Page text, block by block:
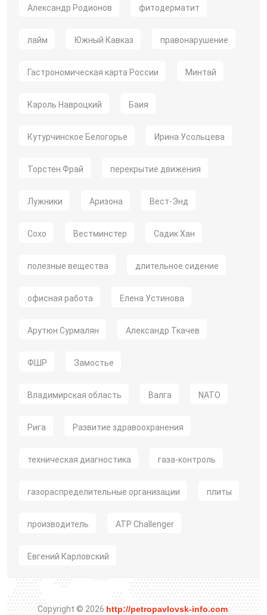
Александр Родионов фитодерматит
лайм Южный Кавказ правонарушение
Гастрономическая карта России Минтай
Кароль Навроцкий Баия
Кутурчинское Белогорье Ирина Усольцева
Торстен Фрай перекрытие движения
Лужники Аризона Вест-Энд
Сохо Вестминстер Садик Хан
полезные вещества длительное сидение
офисная работа Елена Устинова
Арутюн Сурмалян Александр Ткачев
ФШР Замостье
Владимирская область Валга NATO
Рига Развитие здравоохранения
техническая диагностика газа-контроль
газораспределительные организации плиты
производитель ATP Challenger
Евгений Карловский
Copyright © 2026 http://petropavlovsk-info.com